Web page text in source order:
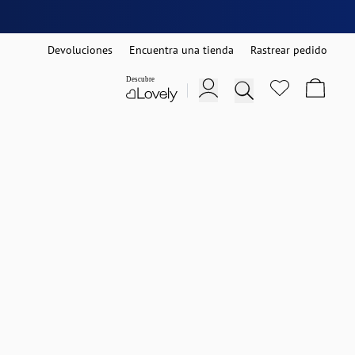
Devoluciones Encuentra una tienda Rastrear pedido